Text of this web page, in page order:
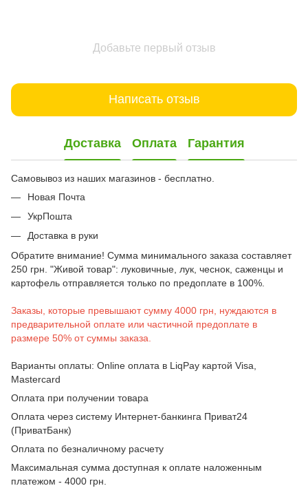
Добавьте первый отзыв
Написать отзыв
Доставка Оплата Гарантия
Самовывоз из наших магазинов - бесплатно.
Новая Почта
УкрПошта
Доставка в руки
Обратите внимание! Сумма минимального заказа составляет
250 грн. "Живой товар": луковичные, лук, чеснок, саженцы и
картофель отправляется только по предоплате в 100%.
Заказы, которые превышают сумму 4000 грн, нуждаются в
предварительной оплате или частичной предоплате в
размере 50% от суммы заказа.
Варианты оплаты: Online оплата в LiqPay картой Visa,
Mastercard
Оплата при получении товара
Оплата через систему Интернет-банкинга Приват24
(ПриватБанк)
Оплата по безналичному расчету
Максимальная сумма доступная к оплате наложенным
платежом - 4000 грн.